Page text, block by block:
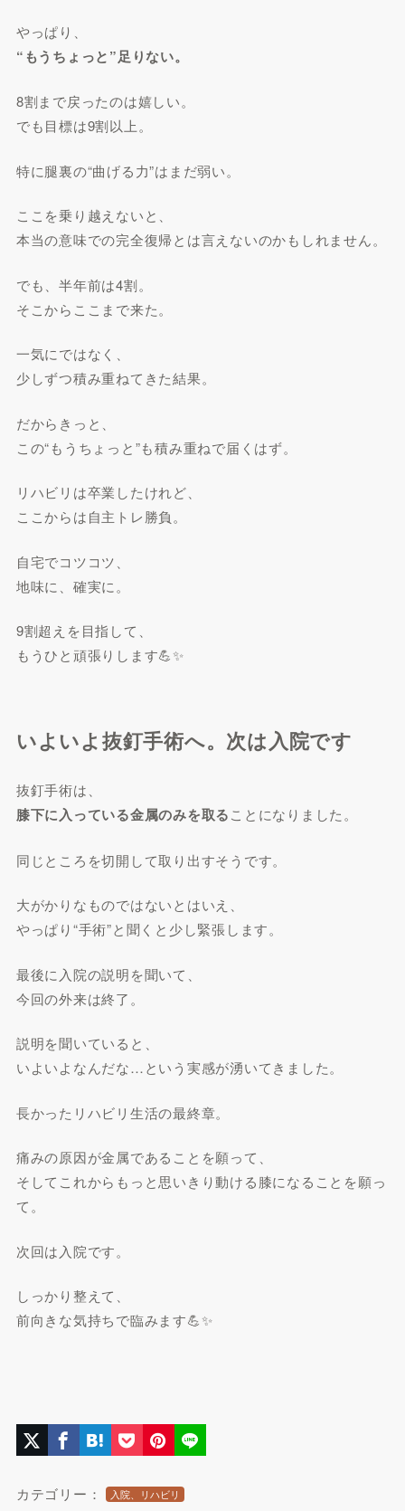
やっぱり、
“もうちょっと”足りない。
8割まで戻ったのは嬉しい。
でも目標は9割以上。
特に腿裏の“曲げる力”はまだ弱い。
ここを乗り越えないと、
本当の意味での完全復帰とは言えないのかもしれません。
でも、半年前は4割。
そこからここまで来た。
一気にではなく、
少しずつ積み重ねてきた結果。
だからきっと、
この“もうちょっと”も積み重ねで届くはず。
リハビリは卒業したけれど、
ここからは自主トレ勝負。
自宅でコツコツ、
地味に、確実に。
9割超えを目指して、
もうひと頑張りします💪✨
いよいよ抜釘手術へ。次は入院です
抜釘手術は、
膝下に入っている金属のみを取ることになりました。
同じところを切開して取り出すそうです。
大がかりなものではないとはいえ、
やっぱり“手術”と聞くと少し緊張します。
最後に入院の説明を聞いて、
今回の外来は終了。
説明を聞いていると、
いよいよなんだな…という実感が湧いてきました。
長かったリハビリ生活の最終章。
痛みの原因が金属であることを願って、
そしてこれからもっと思いきり動ける膝になることを願っ
て。
次回は入院です。
しっかり整えて、
前向きな気持ちで臨みます💪✨
カテゴリー： 入院、リハビリ